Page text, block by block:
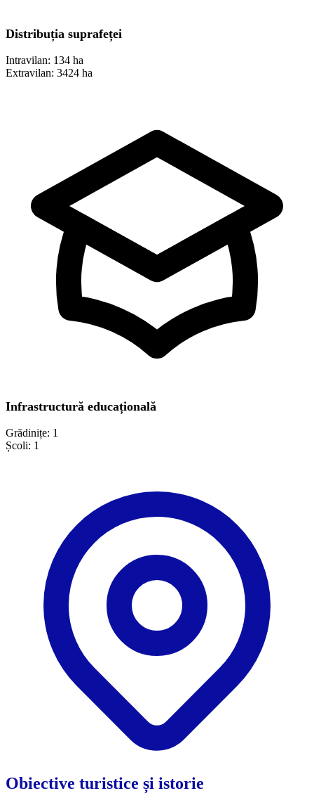
Distribuția suprafeței
Intravilan: 134 ha
Extravilan: 3424 ha
Infrastructură educațională
Grădinițe: 1
Școli: 1
Obiective turistice și istorie